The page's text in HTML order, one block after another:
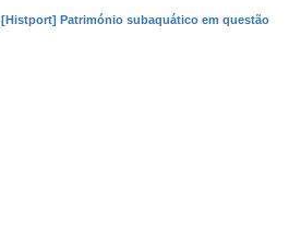
[Histport] Património subaquático em questão